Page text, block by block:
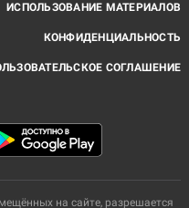
ИСПОЛЬЗОВАНИЕ МАТЕРИАЛОВ
КОНФИДЕНЦИАЛЬНОСТЬ
СОГЛАШЕНИЕ
на сайте, разрешается